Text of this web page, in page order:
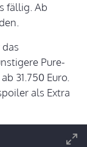
fällig. Ab
Pure-
31.750 Euro.
als Extra